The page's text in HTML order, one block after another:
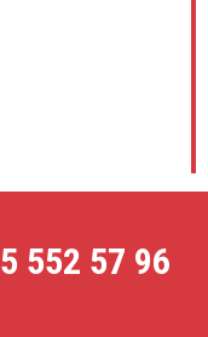
552 57 96